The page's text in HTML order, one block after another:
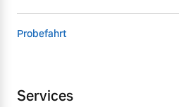
Probefahrt
Services